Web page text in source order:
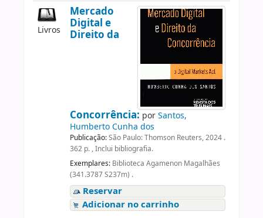
Livros
Mercado
Digital e
Direito da
Concorrência: porSantos,
Humberto Cunha dos
Publicação:São Paulo: Thomson Reuters, 2024 .
362 p. , Inclui bibliografia.
Exemplares: Biblioteca Agamenon Magalhães
(341.3787 S237m) .
Reservar
Adicionar no carrinho